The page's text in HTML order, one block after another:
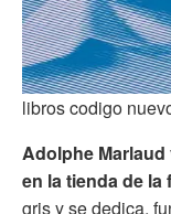
libros codigo
Adolphe
en la tienda de la
gris y se dedica,